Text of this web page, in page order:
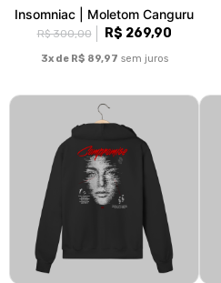
Insomniac | Moletom Canguru
R$ 300,00 R$ 269,90
3x de R$ 89,97 sem juros